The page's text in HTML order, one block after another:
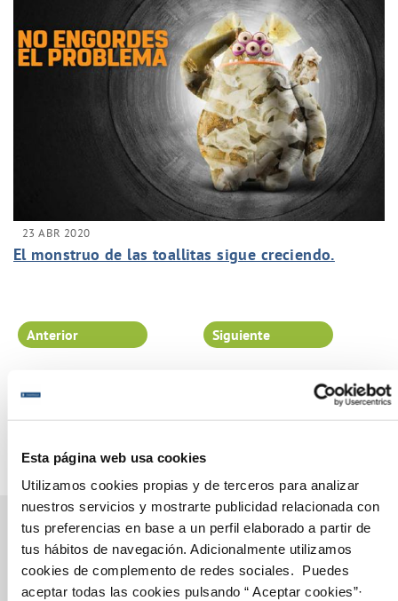
Esta página web usa cookies
Utilizamos cookies propias y de terceros para analizar
nuestros servicios y mostrarte publicidad relacionada con
tus preferencias en base a un perfil elaborado a partir de
tus hábitos de navegación. Adicionalmente utilizamos
cookies de complemento de redes sociales. Puedes
aceptar todas las cookies pulsando “ Aceptar cookies”·
23 ABR 2020
El monstruo de las toallitas sigue creciendo.
Página 90 de 102
Anterior Siguiente
Gestiones Online